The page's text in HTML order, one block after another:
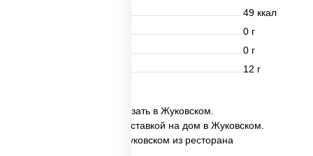
49 ккал
0 г
0 г
12 г
✅ Морс клюквенный заказать в Жуковском.
✅ Морс клюквенный с доставкой на дом в Жуковском.
✅ Морс клюквенный в Жуковском из ресторана